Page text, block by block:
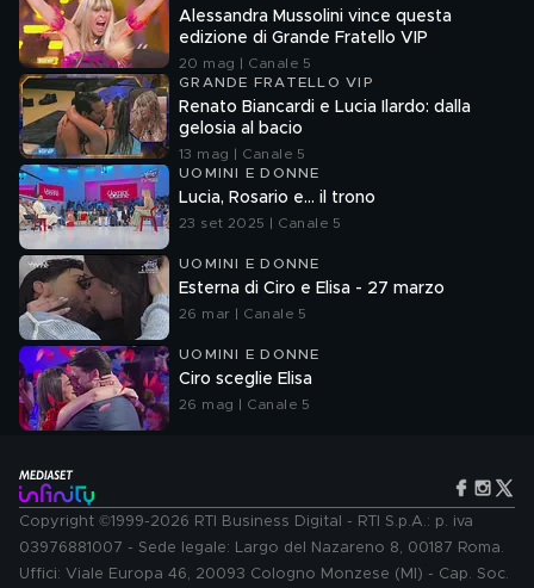
Alessandra Mussolini vince questa
edizione di Grande Fratello VIP
20 mag | Canale 5
GRANDE FRATELLO VIP
Renato Biancardi e Lucia Ilardo: dalla
gelosia al bacio
13 mag | Canale 5
UOMINI E DONNE
Lucia, Rosario e... il trono
23 set 2025 | Canale 5
UOMINI E DONNE
Esterna di Ciro e Elisa - 27 marzo
26 mar | Canale 5
UOMINI E DONNE
Ciro sceglie Elisa
26 mag | Canale 5
Copyright ©1999-2026 RTI Business Digital - RTI S.p.A.: p. iva
03976881007 - Sede legale: Largo del Nazareno 8, 00187 Roma.
Uffici: Viale Europa 46, 20093 Cologno Monzese (MI) - Cap. Soc.